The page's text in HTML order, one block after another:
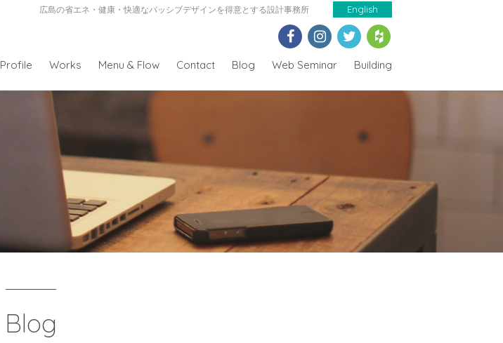
広島の省エネ・健康・快適なパッシブデザインを得意とする設計事務所 English
Profile Works Menu & Flow Contact Blog Web Seminar Building
Blog